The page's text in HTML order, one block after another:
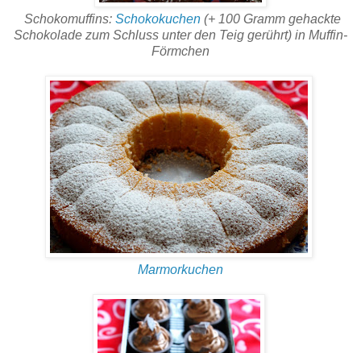
Schokomuffins: Schokokuchen(+ 100 Gramm gehackte
Schokolade zum Schluss unter den Teig gerührt) in Muffin-
Förmchen
Marmorkuchen